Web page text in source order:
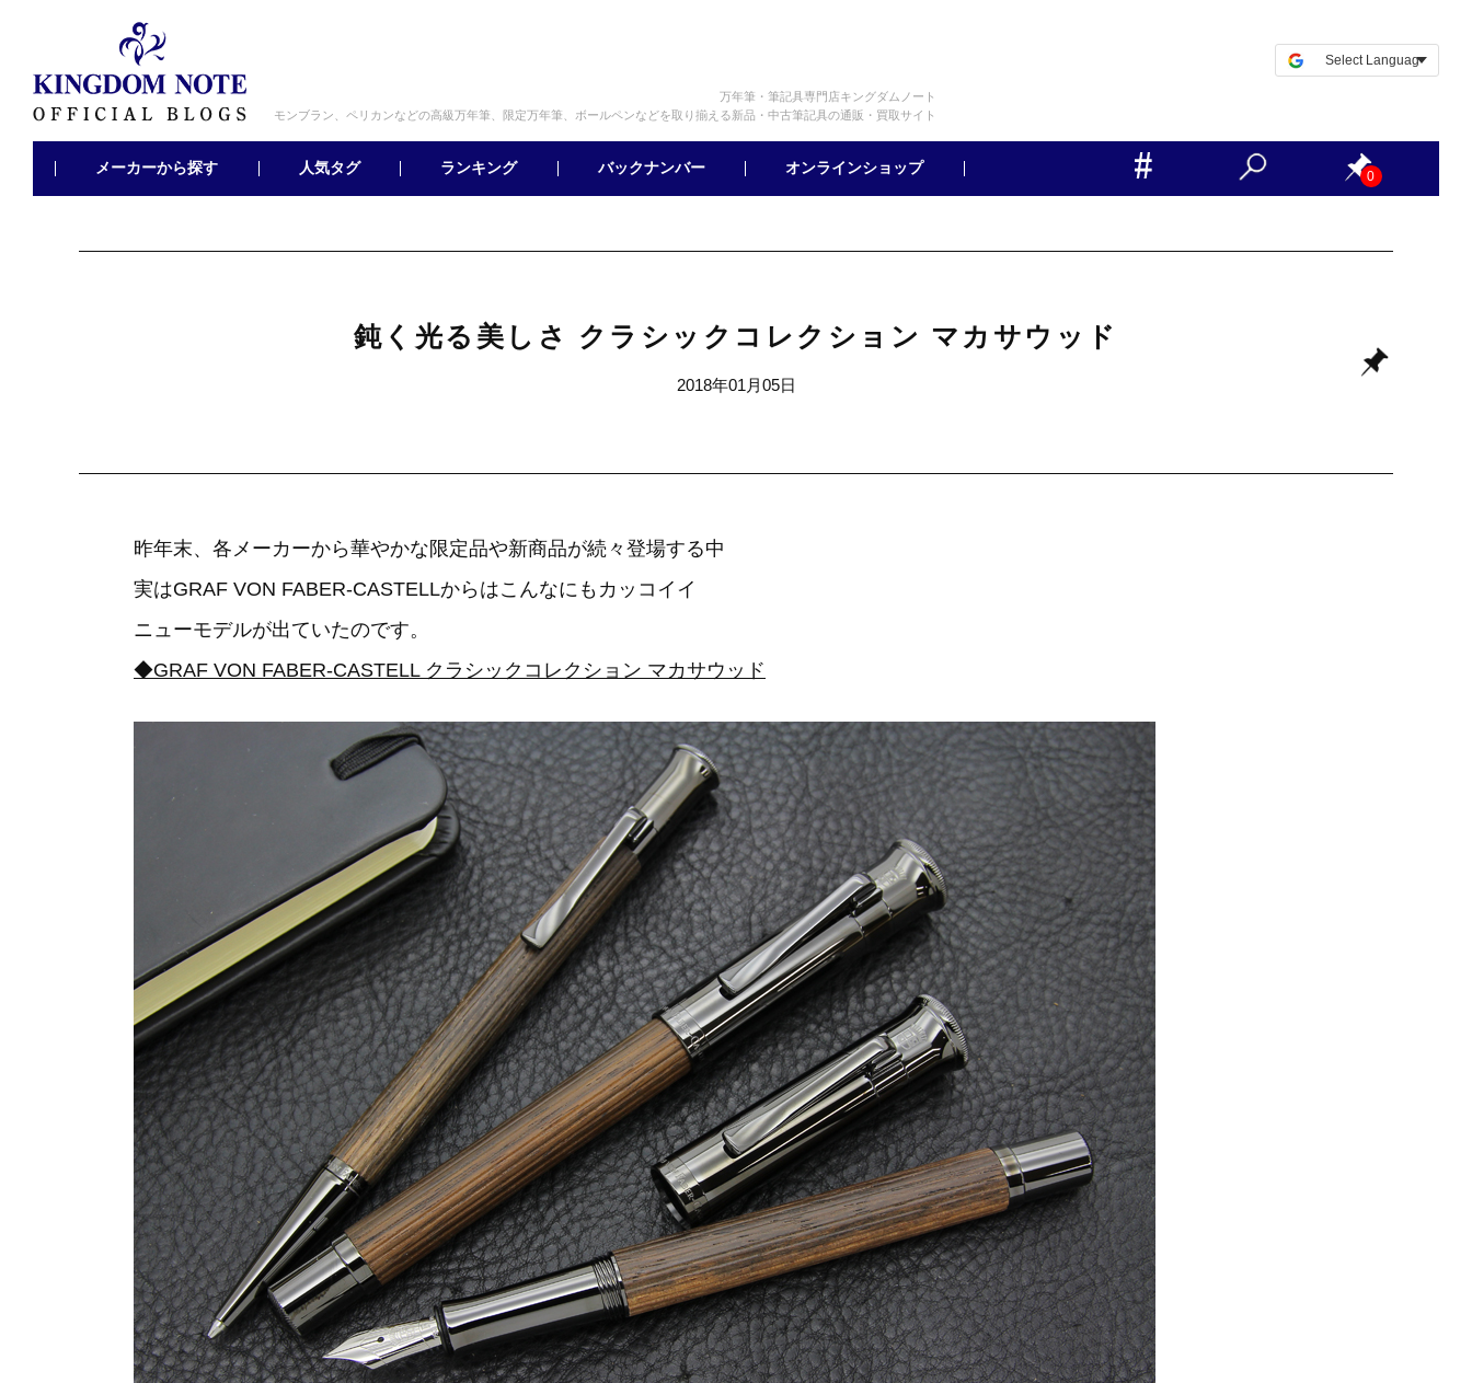
万年筆・筆記具専門店キングダムノート
モンブラン、ペリカンなどの高級万年筆、限定万年筆、ボールペンなどを取り揃える新品・中古筆記具の通販・買取サイト
メーカーから探す 人気タグ ランキング バックナンバー オンラインショップ 0
鈍く光る美しさ クラシックコレクション マカサウッド
2018年01月05日
昨年末、各メーカーから華やかな限定品や新商品が続々登場する中
実はGRAF VON FABER-CASTELLからはこんなにもカッコイイ
ニューモデルが出ていたのです。
◆GRAF VON FABER-CASTELL クラシックコレクション マカサウッド